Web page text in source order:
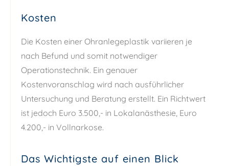
Kosten
Die Kosten einer Ohranlegeplastik variieren je
nach Befund und somit notwendiger
Operationstechnik. Ein genauer
Kostenvoranschlag wird nach ausführlicher
Untersuchung und Beratung erstellt. Ein Richtwert
ist jedoch Euro 3.500,- in Lokalanästhesie, Euro
4.200,- in Vollnarkose.
Das Wichtigste auf einen Blick